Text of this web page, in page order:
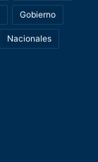
Gobierno
Nacionales